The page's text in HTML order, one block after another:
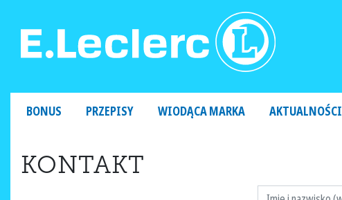
BONUS PRZEPISY WIODĄCA MARKA AKTUALNOŚCI
KONTAKT